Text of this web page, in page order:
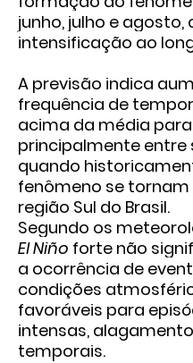
junho, julho e
intensificação ao
A previsão indica
frequência de
acima da média
principalmente
quando
fenômeno se tornam
região Sul do Brasil.
Segundo os
El Niño forte não
a ocorrência de
condições
favoráveis para
intensas,
temporais.